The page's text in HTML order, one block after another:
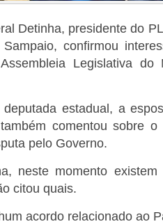
Detinha, presidente do
Sampaio, confirmou
Legislativa
deputada estadual, a
comentou sobre
pelo Governo.
neste momento
citou quais.
acordo relacionado ao